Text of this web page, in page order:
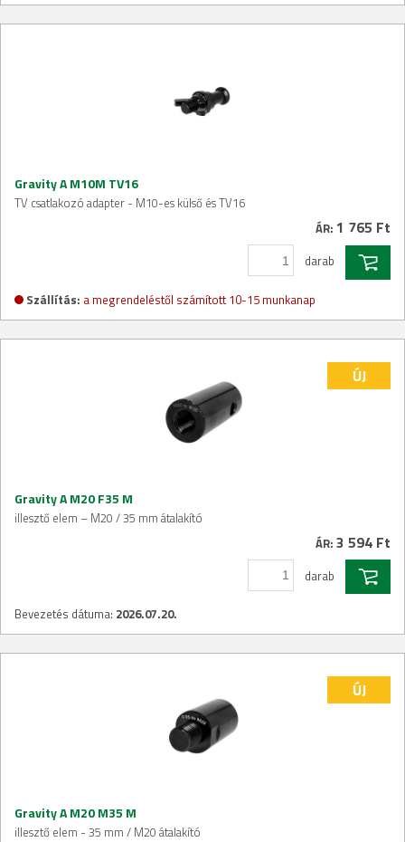
Gravity A M10M TV16
TV csatlakozó adapter - M10-es külső és TV16
ÁR: 1 765 Ft
darab
Szállítás: a megrendeléstől számított 10-15 munkanap
ÚJ
Gravity A M20 F35 M
illesztő elem – M20 / 35 mm átalakító
ÁR: 3 594 Ft
darab
Bevezetés dátuma: 2026.07.20.
ÚJ
Gravity A M20 M35 M
illesztő elem - 35 mm / M20 átalakító